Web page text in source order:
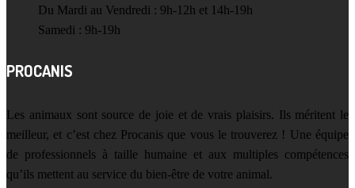
Du Mardi au Vendredi : 9h-12h et 14h-19h
Samedi : 9h-19h
PROCANIS
Les animaux sont source de joie et de vrais plaisirs. Ils méritent le
meilleur, et c’est chez Procanis que vous le trouverez ! Une équipe
de professionnels à taille humaine et aux multiples compétences
qu’ils mettent au service du bien-être de votre animal.